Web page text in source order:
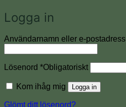
Logga in
Användarnamn eller e-postadress
Lösenord *Obligatoriskt
Kom ihåg mig Logga in
Glömt ditt lösenord?